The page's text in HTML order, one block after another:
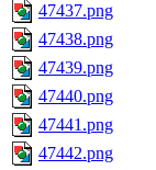
47437.png
47438.png
47439.png
47440.png
47441.png
47442.png